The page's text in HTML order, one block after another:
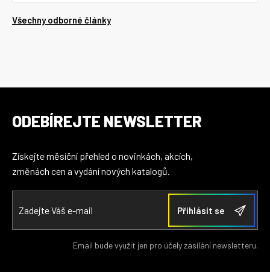
Všechny odborné články
ODEBÍREJTE NEWSLETTER
Získejte měsíční přehled o novinkách, akcích,
změnách cen a vydání nových katalogů.
Email bude využit jen pro účely zasílání newsletteru.